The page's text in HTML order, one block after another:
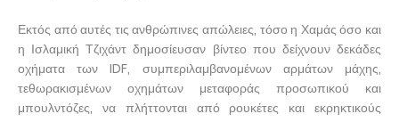
Εκτός από αυτές τις ανθρώπινες απώλειες, τόσο η Χαμάς όσο και
η Ισλαμική Τζιχάντ δημοσίευσαν βίντεο που δείχνουν δεκάδες
οχήματα των IDF, συμπεριλαμβανομένων αρμάτων μάχης,
τεθωρακισμένων οχημάτων μεταφοράς προσωπικού και
μπουλντόζες, να πλήττονται από ρουκέτες και εκρηκτικούς